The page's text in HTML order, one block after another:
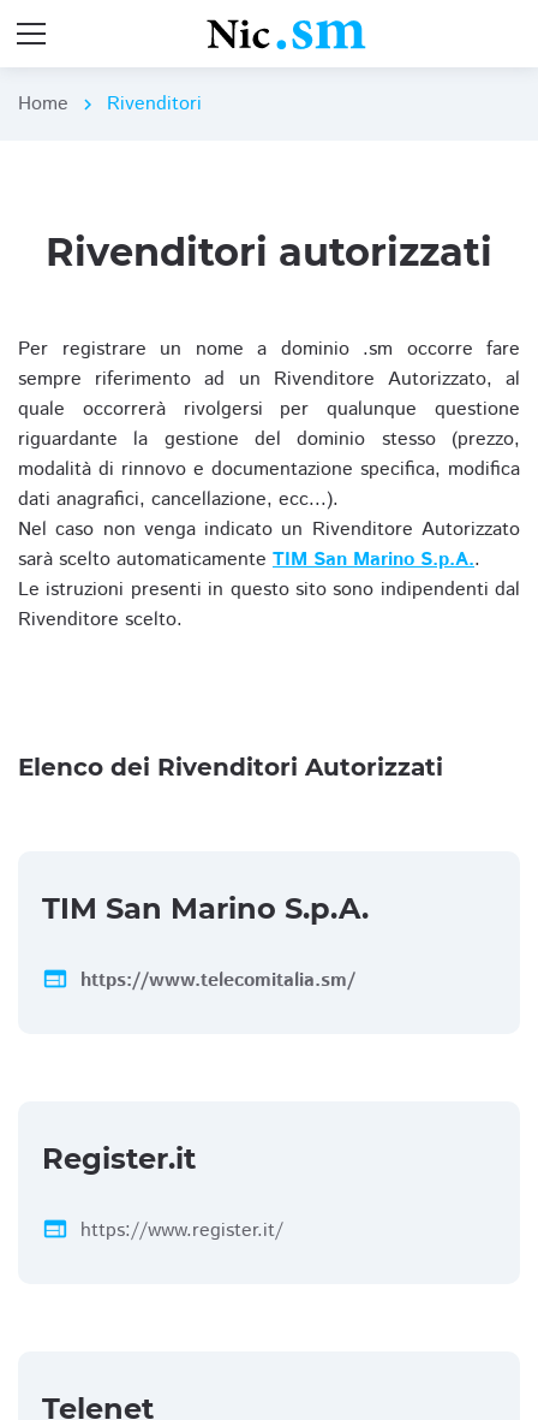
Home chevron_right Rivenditori
Rivenditori autorizzati
Per registrare un nome a dominio .sm occorre fare
sempre riferimento ad un Rivenditore Autorizzato, al
quale occorrerà rivolgersi per qualunque questione
riguardante la gestione del dominio stesso (prezzo,
modalità di rinnovo e documentazione specifica, modifica
dati anagrafici, cancellazione, ecc...).
Nel caso non venga indicato un Rivenditore Autorizzato
sarà scelto automaticamente TIM San Marino S.p.A..
Le istruzioni presenti in questo sito sono indipendenti dal
Rivenditore scelto.
Elenco dei Rivenditori Autorizzati
TIM San Marino S.p.A.
web https://www.telecomitalia.sm/
Register.it
web https://www.register.it/
Telenet